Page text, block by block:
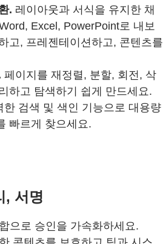
. 레이아웃과 서식을 유지한 채
Excel, PowerPoint로 내보
고, 프레젠테이션하고, 콘텐츠를
페이지를 재정렬, 분할, 회전, 삭
하고 탐색하기 쉽게 만드세요.
한 검색 및 색인 기능으로 대용량
빠르게 찾으세요.
, 서명
으로 승인을 가속화하세요.